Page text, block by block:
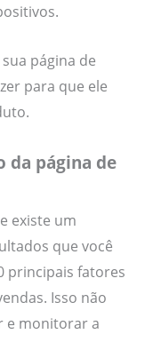
página de
para que ele
da página de
existe um
que você
principais fatores
Isso não
e monitorar a